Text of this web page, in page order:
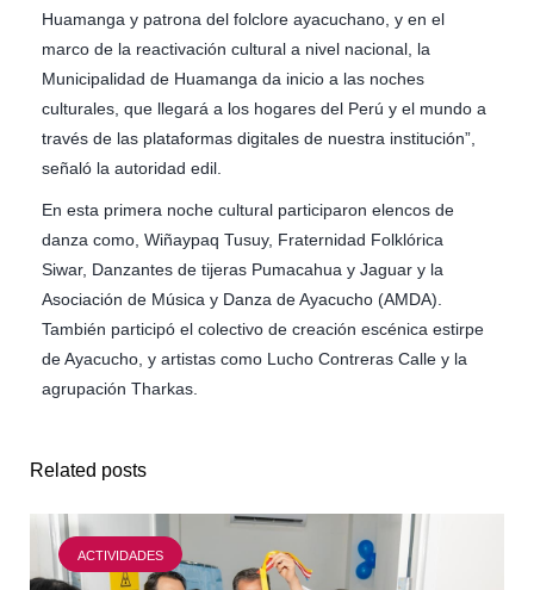
Huamanga y patrona del folclore ayacuchano, y en el
marco de la reactivación cultural a nivel nacional, la
Municipalidad de Huamanga da inicio a las noches
culturales, que llegará a los hogares del Perú y el mundo a
través de las plataformas digitales de nuestra institución”,
señaló la autoridad edil.
En esta primera noche cultural participaron elencos de
danza como, Wiñaypaq Tusuy, Fraternidad Folklórica
Siwar, Danzantes de tijeras Pumacahua y Jaguar y la
Asociación de Música y Danza de Ayacucho (AMDA).
También participó el colectivo de creación escénica estirpe
de Ayacucho, y artistas como Lucho Contreras Calle y la
agrupación Tharkas.
Related posts
ACTIVIDADES